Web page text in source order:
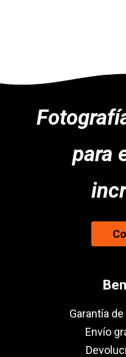
para
Garantía
Envío